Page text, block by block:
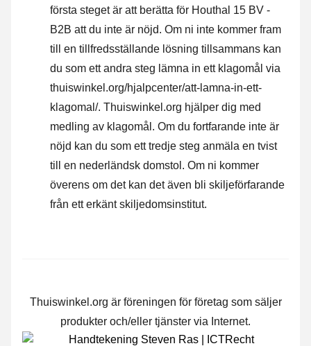
första steget är att berätta för Houthal 15 BV -
B2B att du inte är nöjd. Om ni inte kommer fram
till en tillfredsställande lösning tillsammans kan
du som ett andra steg lämna in ett klagomål via
thuiswinkel.org/hjalpcenter/att-lamna-in-ett-
klagomal/. Thuiswinkel.org hjälper dig med
medling av klagomål. Om du fortfarande inte är
nöjd kan du som ett tredje steg anmäla en tvist
till en nederländsk domstol. Om ni kommer
överens om det kan det även bli skiljeförfarande
från ett erkänt skiljedomsinstitut.
Thuiswinkel.org är föreningen för företag som säljer
produkter och/eller tjänster via Internet.